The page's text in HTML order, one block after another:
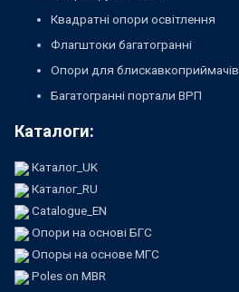
Квадратні опори освітлення
Флагштоки багатогранні
Опори для блискавкоприймачів
Багатогранні портали ВРП
Каталоги:
Каталог_UK
Каталог_RU
Catalogue_EN
Опори на основі БГС
Опоры на основе МГС
Poles on MBR